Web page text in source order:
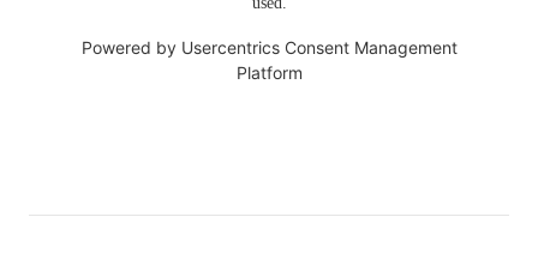
Powered by Usercentrics Consent Management
Platform